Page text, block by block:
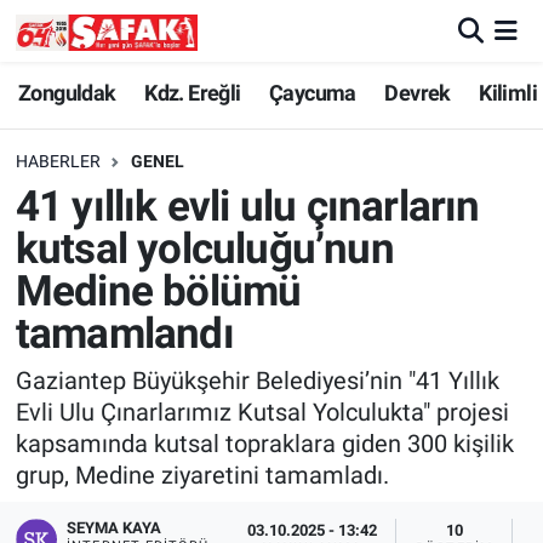
Zonguldak Kdz. Ereğli Çaycuma Devrek Kilimli
HABERLER GENEL
41 yıllık evli ulu çınarların
kutsal yolculuğu’nun
Medine bölümü
tamamlandı
Gaziantep Büyükşehir Belediyesi’nin "41 Yıllık
Evli Ulu Çınarlarımız Kutsal Yolculukta" projesi
kapsamında kutsal topraklara giden 300 kişilik
grup, Medine ziyaretini tamamladı.
SEYMA KAYA 03.10.2025 - 13:42 10
Zonguldak
Kdz. Ereğli
Çaycuma
Devrek
Kilimli
Asayiş
Spor
Resmi İlan
Zonguldak Nöbetçi Eczaneler
Zonguldak Hava Durumu
Zonguldak Namaz Vakitleri
Zonguldak Trafik Yoğunluk Haritası
Süper Lig Puan Durumu ve Fikstür
Tüm Manşetler
Son Dakika Haberleri
Haber Arşivi